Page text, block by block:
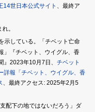
14世日本公式サイト 、最終ア
。
示している。「チベット亡命
」『チベット、ウイグル、香
』2023年10月7日、 チベット
詳報「チベット、ウイグル、香
、最終アクセス: 2025年2月5
配下の地ではないだろう」ダ